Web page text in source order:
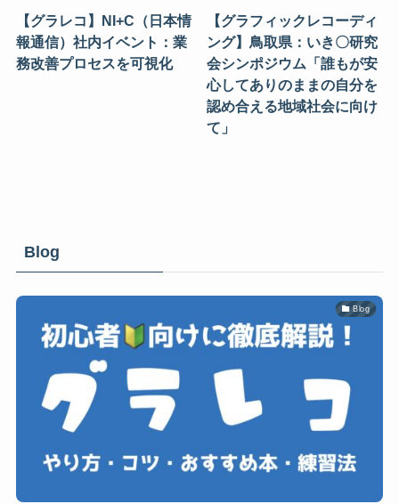
【グラレコ】NI+C（日本情
報通信）社内イベント：業
務改善プロセスを可視化
【グラフィックレコーディ
ング】鳥取県：いき〇研究
会シンポジウム「誰もが安
心してありのままの自分を
認め合える地域社会に向け
て」
Blog
Blog